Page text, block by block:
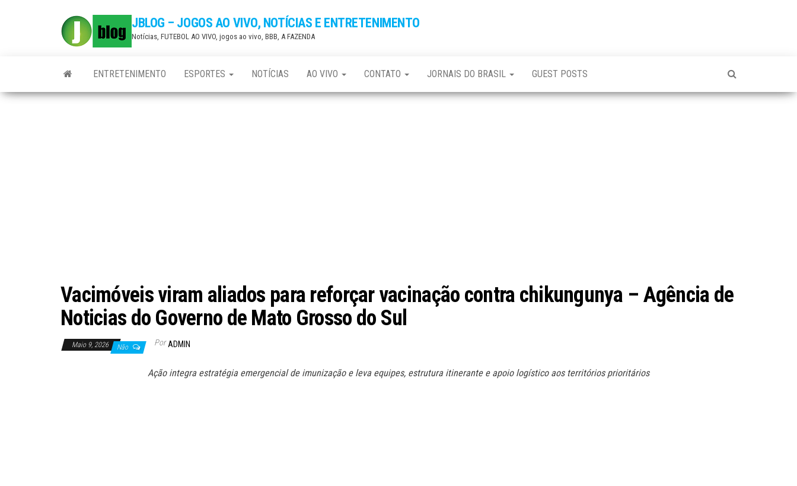
JBLOG – JOGOS AO VIVO, NOTÍCIAS E ENTRETENIMENTO
Notícias, FUTEBOL AO VIVO, jogos ao vivo, BBB, A FAZENDA
ENTRETENIMENTO ESPORTES NOTÍCIAS AO VIVO CONTATO JORNAIS DO BRASIL GUEST POSTS
Vacimóveis viram aliados para reforçar vacinação contra chikungunya – Agência de
Noticias do Governo de Mato Grosso do Sul
Maio 9, 2026 Não Por ADMIN
Ação integra estratégia emergencial de imunização e leva equipes, estrutura itinerante e apoio logístico aos territórios prioritários